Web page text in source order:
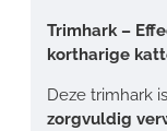
Trimhark –
kortharige
Deze trimhark
zorgvuldig